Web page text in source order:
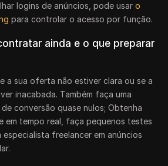
logins de anúncios, pode usaro
para controlar o acesso por função.
ainda e o que preparar
a sua oferta não estiver clara ou se a
inacabada. Também faça uma
conversão quase nulos; Obtenha
em tempo real, faça pequenos testes
freelancer em anúncios